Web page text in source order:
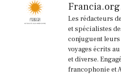
Les rédacteurs
et spécialistes
conjuguent
voyages écrits
et diverse.
francophonie et